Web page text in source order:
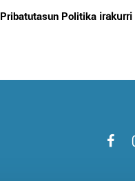
Pribatutasun Politika